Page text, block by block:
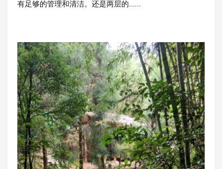
有足够的管理和清洁。还是两层的……